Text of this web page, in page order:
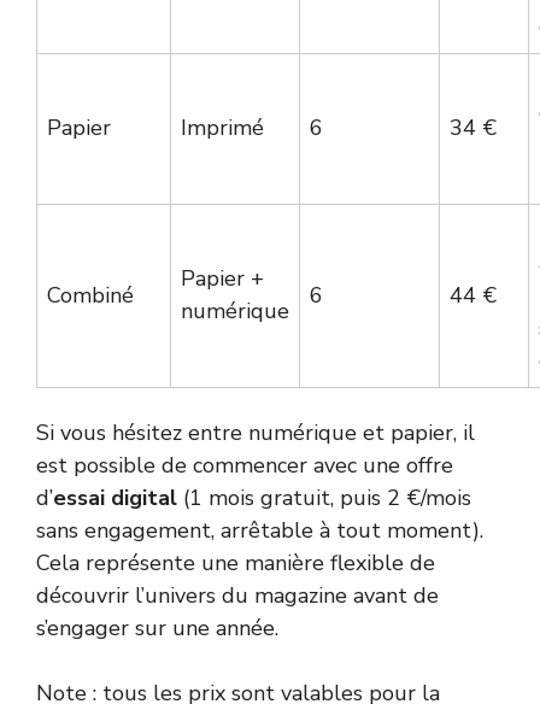
Papier Imprimé 6 34 €
Combiné
Papier +
numérique
6 44 €
Si vous hésitez entre numérique et papier, il
est possible de commencer avec une offre
d’essai digital (1 mois gratuit, puis 2 €/mois
sans engagement, arrêtable à tout moment).
Cela représente une manière flexible de
découvrir l’univers du magazine avant de
s’engager sur une année.
Note : tous les prix sont valables pour la